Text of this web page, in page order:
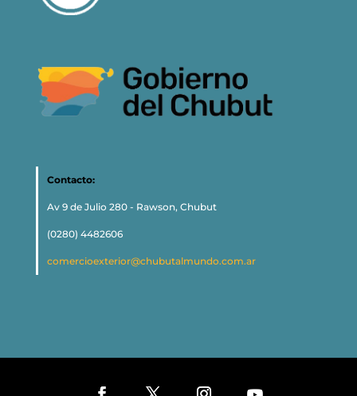
Contacto:
Av 9 de Julio 280 - Rawson, Chubut
(0280) 4482606
comercioexterior@chubutalmundo.com.ar